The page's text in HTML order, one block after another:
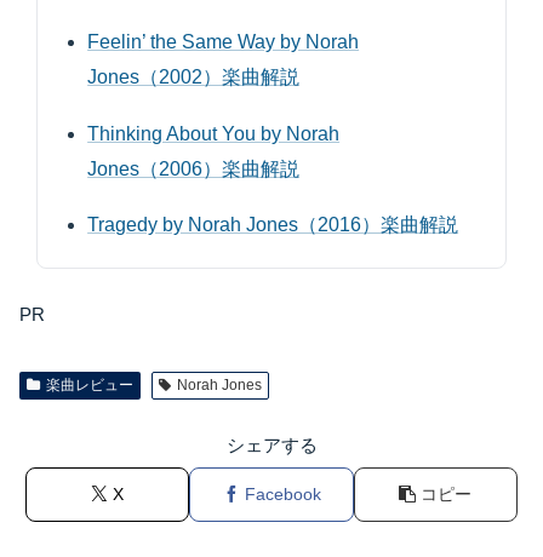
Feelin’ the Same Way by Norah
Jones（2002）楽曲解説
Thinking About You by Norah
Jones（2006）楽曲解説
Tragedy by Norah Jones（2016）楽曲解説
PR
楽曲レビュー Norah Jones
シェアする
X Facebook コピー